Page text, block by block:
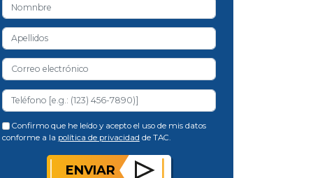
Confirmo que he leído y acepto el uso de mis datos
conforme a la política de privacidad de TAC.
ENVIAR